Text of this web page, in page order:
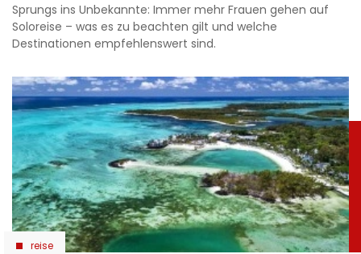
Sprungs ins Unbekannte: Immer mehr Frauen gehen auf
Soloreise – was es zu beachten gilt und welche
Destinationen empfehlenswert sind.
reise